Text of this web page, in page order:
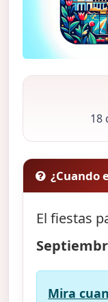
18
¿Cuando
El fiestas
Mira